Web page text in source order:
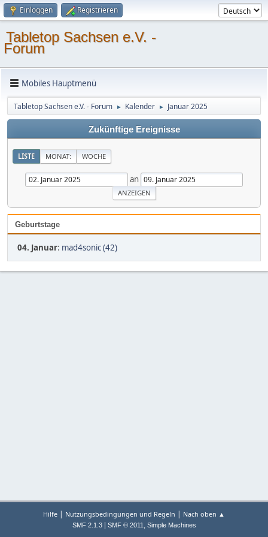
Einloggen Registrieren
Tabletop Sachsen e.V. -
Forum
Mobiles Hauptmenü
Tabletop Sachsen e.V. - Forum ► Kalender ► Januar 2025
Zukünftige Ereignisse
LISTE MONAT: WOCHE
an
Geburtstage
04. Januar: mad4sonic (42)
Hilfe | Nutzungsbedingungen und Regeln | Nach oben ▲
SMF 2.1.3| SMF © 2011, Simple Machines